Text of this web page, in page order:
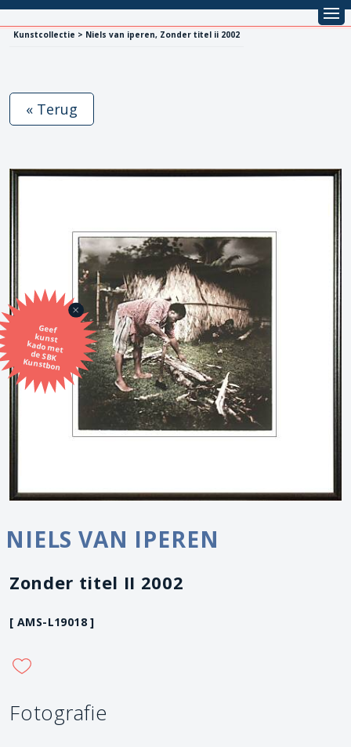
Kunstcollectie > Niels van iperen, Zonder titel ii 2002
Geef
kunst
kado met
de SBK
Kunstbon
« Terug
NIELS VAN IPEREN
Zonder titel II 2002
[ AMS-L19018 ]
Fotografie